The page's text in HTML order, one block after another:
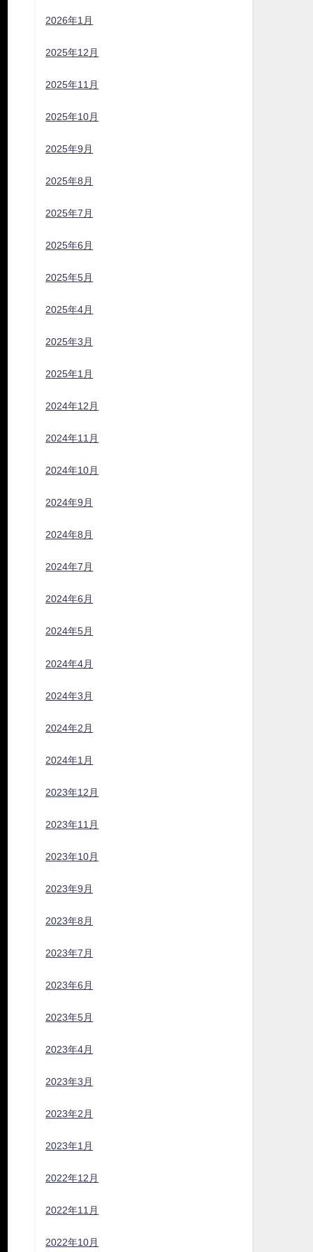
2026年1月
2025年12月
2025年11月
2025年10月
2025年9月
2025年8月
2025年7月
2025年6月
2025年5月
2025年4月
2025年3月
2025年1月
2024年12月
2024年11月
2024年10月
2024年9月
2024年8月
2024年7月
2024年6月
2024年5月
2024年4月
2024年3月
2024年2月
2024年1月
2023年12月
2023年11月
2023年10月
2023年9月
2023年8月
2023年7月
2023年6月
2023年5月
2023年4月
2023年3月
2023年2月
2023年1月
2022年12月
2022年11月
2022年10月